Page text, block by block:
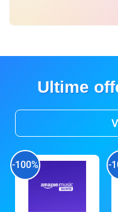
Ultime
-100% -